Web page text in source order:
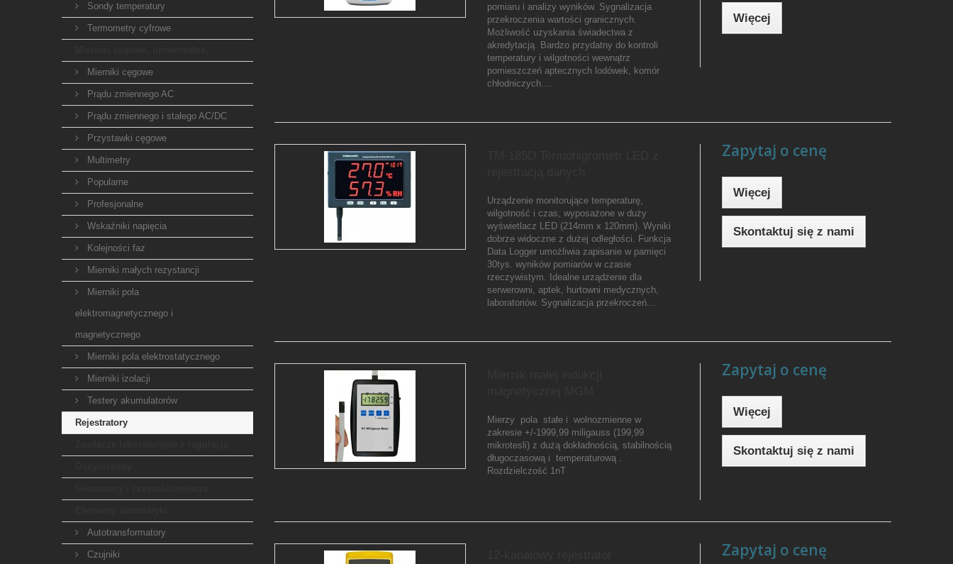
Sondy temperatury
Termometry cyfrowe
Mierniki cęgowe
Prądu zmiennego AC
Prądu zmiennego i stałego AC/DC
Przystawki cęgowe
Multimetry
Popularne
Profesjonalne
Wskaźniki napięcia
Kolejności faz
Mierniki małych rezystancji
Mierniki pola
elektromagnetycznego i
magnetycznego
Mierniki pola elektrostatycznego
Mierniki izolacji
Testery akumulatorów
Rejestratory
Autotransformatory
Czujniki
pomiaru i analizy wyników. Sygnalizacja
przekroczenia wartości granicznych.
Możliwość uzyskania świadectwa z
akredytacją. Bardzo przydatny do kontroli
temperatury i wilgotności wewnątrz
pomieszczeń aptecznych lodówek, komór
chłodniczych....
Więcej
Urządzenie monitorujące temperaturę,
wilgotność i czas, wyposażone w duży
wyświetlacz LED (214mm x 120mm). Wyniki
dobrze widoczne z dużej odległości. Funkcja
Data Logger umożliwia zapisanie w pamięci
30tys. wyników pomiarów w czasie
rzeczywistym. Idealne urządzenie dla
serwerowni, aptek, hurtowni medycznych,
laboratoriów. Sygnalizacja przekroczeń...
Zapytaj o cenę
Więcej
Skontaktuj się z nami
Mierzy pola stałe i wolnozmienne w
zakresie +/-1999,99 miligauss (199,99
mikrotesli) z dużą dokładnością, stabilnością
długoczasową i temperaturową .
Rozdzielczość 1nT
Zapytaj o cenę
Więcej
Skontaktuj się z nami
Zapytaj o cenę